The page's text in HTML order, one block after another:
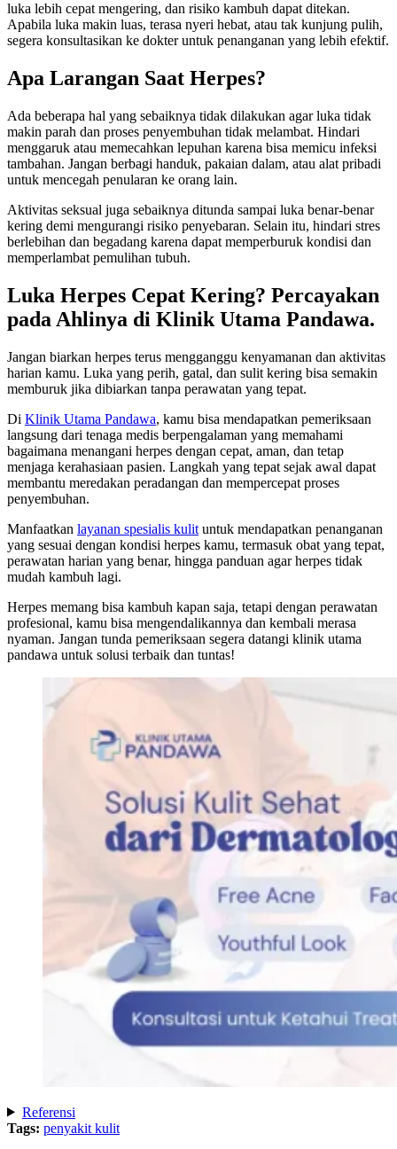
luka lebih cepat mengering, dan risiko kambuh dapat ditekan.
Apabila luka makin luas, terasa nyeri hebat, atau tak kunjung pulih,
segera konsultasikan ke dokter untuk penanganan yang lebih efektif.
Apa Larangan Saat Herpes?
Ada beberapa hal yang sebaiknya tidak dilakukan agar luka tidak
makin parah dan proses penyembuhan tidak melambat. Hindari
menggaruk atau memecahkan lepuhan karena bisa memicu infeksi
tambahan. Jangan berbagi handuk, pakaian dalam, atau alat pribadi
untuk mencegah penularan ke orang lain.
Aktivitas seksual juga sebaiknya ditunda sampai luka benar-benar
kering demi mengurangi risiko penyebaran. Selain itu, hindari stres
berlebihan dan begadang karena dapat memperburuk kondisi dan
memperlambat pemulihan tubuh.
Luka Herpes Cepat Kering? Percayakan
pada Ahlinya di Klinik Utama Pandawa.
Jangan biarkan herpes terus mengganggu kenyamanan dan aktivitas
harian kamu. Luka yang perih, gatal, dan sulit kering bisa semakin
memburuk jika dibiarkan tanpa perawatan yang tepat.
Di Klinik Utama Pandawa, kamu bisa mendapatkan pemeriksaan
langsung dari tenaga medis berpengalaman yang memahami
bagaimana menangani herpes dengan cepat, aman, dan tetap
menjaga kerahasiaan pasien. Langkah yang tepat sejak awal dapat
membantu meredakan peradangan dan mempercepat proses
penyembuhan.
Manfaatkan layanan spesialis kulit untuk mendapatkan penanganan
yang sesuai dengan kondisi herpes kamu, termasuk obat yang tepat,
perawatan harian yang benar, hingga panduan agar herpes tidak
mudah kambuh lagi.
Herpes memang bisa kambuh kapan saja, tetapi dengan perawatan
profesional, kamu bisa mengendalikannya dan kembali merasa
nyaman. Jangan tunda pemeriksaan segera datangi klinik utama
pandawa untuk solusi terbaik dan tuntas!
Referensi
Tags: penyakit kulit